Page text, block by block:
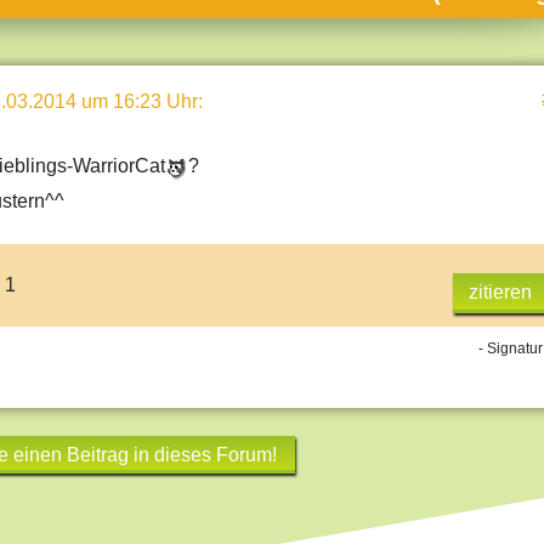
& Natur
& Politik
und Antworten
um 16:23 Uhr:
WarriorCat
?
1 zitieren
-
einen Beitrag in dieses Forum!